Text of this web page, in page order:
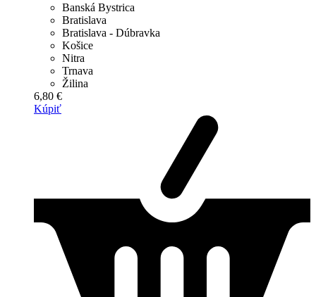
Banská Bystrica
Bratislava
Bratislava - Dúbravka
Košice
Nitra
Trnava
Žilina
6,80 €
Kúpiť